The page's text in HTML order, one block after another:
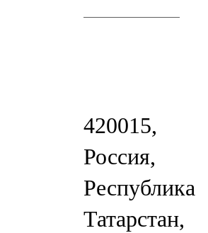
420015,
Россия,
Республика
Татарстан,